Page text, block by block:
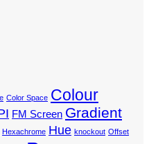
Color Space Colour
FM Screen Gradient
Hexachrome Hue knockout Offset